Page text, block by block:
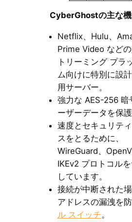
Cyber​​Ghostの主な
Netflix、Hulu、
Prime Video など
トリーミング プラ
ム向けに特別に設
用サーバー。
強力な AES-256 暗
ーザーデータを保護
速度とセキュリテ
スをとるために、
WireGuard、
IKEv2 プロトコル
しています。
接続が中断された
アドレスの漏洩を
ル スイッチ。